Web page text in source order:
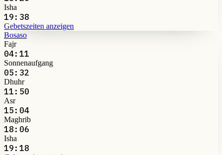
Isha
19:38
Gebetszeiten anzeigen
Bosaso
Fajr
04:11
Sonnenaufgang
05:32
Dhuhr
11:50
Asr
15:04
Maghrib
18:06
Isha
19:18